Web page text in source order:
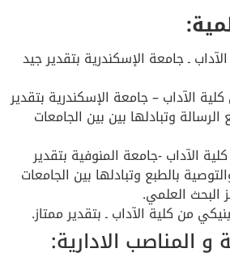
ـ جامعة الإسكندرية بتقدير جيد
الآداب – جامعة الإسكندرية بتقدير
وتبادلها بين بين الجامعات
الآداب -جامعة المنوفية بتقدير
بالطبع وتبادلها بين الجامعات
البحث العلمي.
من كلية الآداب ـ بتقدير ممتاز.
و المناصب الادارية: